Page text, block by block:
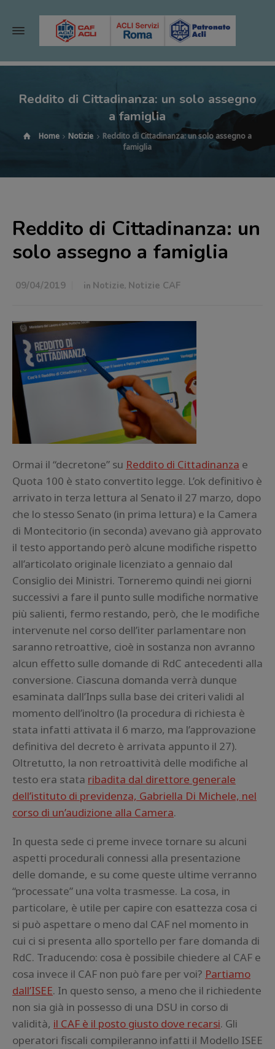
Reddito di Cittadinanza: un solo assegno
a famiglia
Home Notizie
Reddito di Cittadinanza: un solo assegno a
famiglia
Reddito di Cittadinanza: un
solo assegno a famiglia
09/04/2019 in Notizie, Notizie CAF
Ormai il “decretone” su Reddito di Cittadinanza e
Quota 100 è stato convertito legge. L’ok definitivo è
arrivato in terza lettura al Senato il 27 marzo, dopo
che lo stesso Senato (in prima lettura) e la Camera
di Montecitorio (in seconda) avevano già approvato
il testo apportando però alcune modifiche rispetto
all’articolato originale licenziato a gennaio dal
Consiglio dei Ministri. Torneremo quindi nei giorni
successivi a fare il punto sulle modifiche normative
più salienti, fermo restando, però, che le modifiche
intervenute nel corso dell’iter parlamentare non
saranno retroattive, cioè in sostanza non avranno
alcun effetto sulle domande di RdC antecedenti alla
conversione. Ciascuna domanda verrà dunque
esaminata dall’Inps sulla base dei criteri validi al
momento dell’inoltro (la procedura di richiesta è
stata infatti attivata il 6 marzo, ma l’approvazione
definitiva del decreto è arrivata appunto il 27).
Oltretutto, la non retroattività delle modifiche al
testo era stata ribadita dal direttore generale
dell’istituto di previdenza, Gabriella Di Michele, nel
corso di un’audizione alla Camera.
In questa sede ci preme invece tornare su alcuni
aspetti procedurali connessi alla presentazione
delle domande, e su come queste ultime verranno
“processate” una volta trasmesse. La cosa, in
particolare, è utile per capire con esattezza cosa ci
si può aspettare o meno dal CAF nel momento in
cui ci si presenta allo sportello per fare domanda di
RdC. Traducendo: cosa è possibile chiedere al CAF e
cosa invece il CAF non può fare per voi? Partiamo
dall’ISEE. In questo senso, a meno che il richiedente
non sia già in possesso di una DSU in corso di
validità, il CAF è il posto giusto dove recarsi. Gli
operatori fiscali compileranno infatti il Modello ISEE